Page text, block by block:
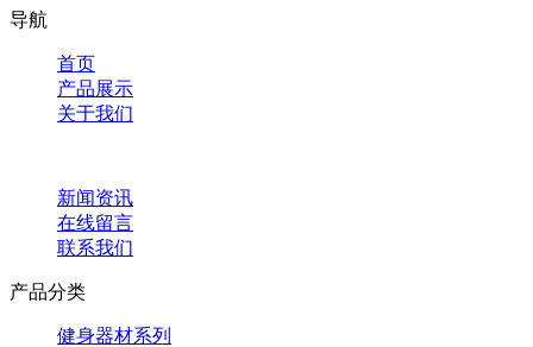
导航
首页
产品展示
关于我们
新闻资讯
在线留言
联系我们
产品分类
健身器材系列